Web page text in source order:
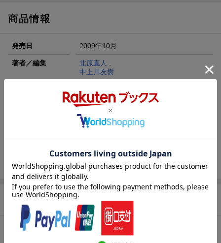
商品情報
発売日 2009年10月
著者／編集 北原直人 ,
中上川友樹
Primary大学テキスト
実教出版
単行本
ページ数 207p
9784407318302
商品説明
目次（「BOOK」データベースより）